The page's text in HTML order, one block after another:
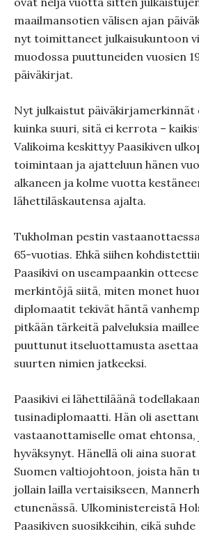
maailmansotien välisen ajan
nyt toimittaneet julkaisukuntoon
muodossa puuttuneiden vuosien
päiväkirjat.
Nyt julkaistut päiväkirjamerkinnät
kuinka suuri, sitä ei kerrota –
Valikoima keskittyy Paasikiven
toimintaan ja ajatteluun hänen
alkaneen ja kolme vuotta
lähettiläskautensa ajalta.
Tukholman pestin
65-vuotias. Ehkä siihen
Paasikivi on useampaankin
merkintöjä siitä, miten monet
diplomaatit tekivät häntä
pitkään tärkeitä palveluksia
puuttunut itseluottamusta
suurten nimien jatkeeksi.
Paasikivi ei lähettiläänä
tusinadiplomaatti. Hän oli
vastaanottamiselle omat
hyväksynyt. Hänellä oli aina
Suomen valtiojohtoon, joista hän
jollain lailla vertaisikseen,
etunenässä. Ulkoministereistä
Paasikiven suosikkeihin, eikä